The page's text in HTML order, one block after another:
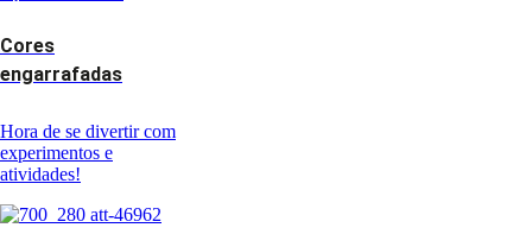
Cores
engarrafadas
Hora de se divertir com
experimentos e
atividades!